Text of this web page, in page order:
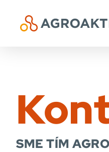
SME TÍM